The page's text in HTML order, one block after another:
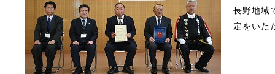
長野地域
定をいた